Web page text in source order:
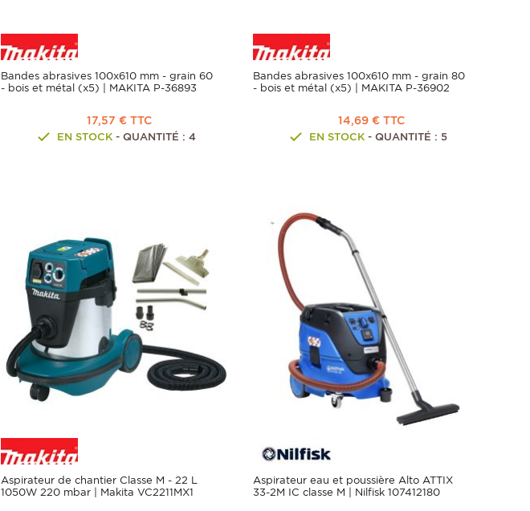
Bandes abrasives 100x610 mm - grain 60
- bois et métal (x5) | MAKITA P-36893
17,57 € TTC
EN STOCK- QUANTITÉ : 4
Bandes abrasives 100x610 mm - grain 80
- bois et métal (x5) | MAKITA P-36902
14,69 € TTC
EN STOCK - QUANTITÉ : 5
Aspirateur de chantier Classe M - 22 L
1050W 220 mbar | Makita VC2211MX1
Aspirateur eau et poussière Alto ATTIX
33-2M IC classe M | Nilfisk 107412180